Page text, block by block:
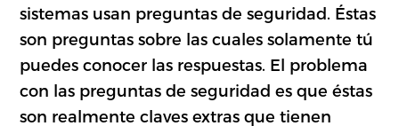
sistemas usan preguntas de seguridad. Éstas
son preguntas sobre las cuales solamente tú
puedes conocer las respuestas. El problema
con las preguntas de seguridad es que éstas
son realmente claves extras que tienen